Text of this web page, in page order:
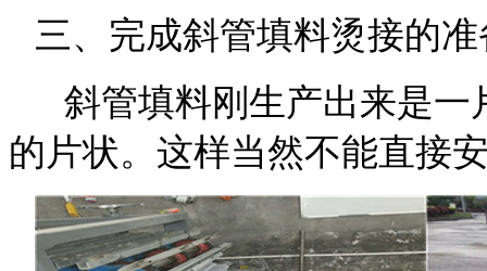
三、 完成斜管填料烫接的
斜管填料刚生产出来是
的片状。这样当然不能直接